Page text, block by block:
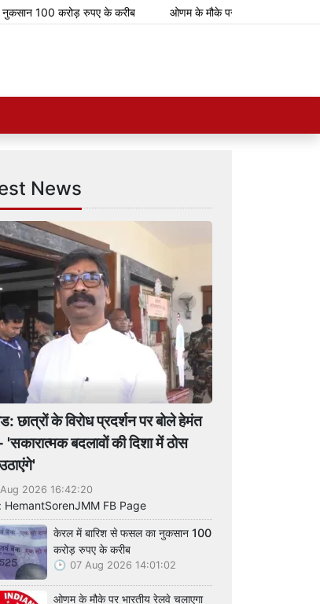
100 करोड़ रुपए के करीब ओणम के मौके पर भारतीय रेलवे चलाएगा
News
छात्रों के विरोध प्रदर्शन पर बोले हेमंत
बदलावों की दिशा में ठोस
2026 16:42:20
HemantSorenJMM FB Page
केरल में बारिश से फसल का नुकसान 100
करोड़ रुपए के करीब
07 Aug 2026 14:01:02
ओणम के मौके पर भारतीय रेलवे चलाएगा